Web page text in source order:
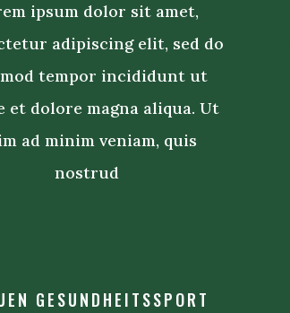
ipsum dolor sit amet,
adipiscing elit, sed do
tempor incididunt ut
et dolore magna aliqua. Ut
ad minim veniam, quis
nostrud
GESUNDHEITSSPORT